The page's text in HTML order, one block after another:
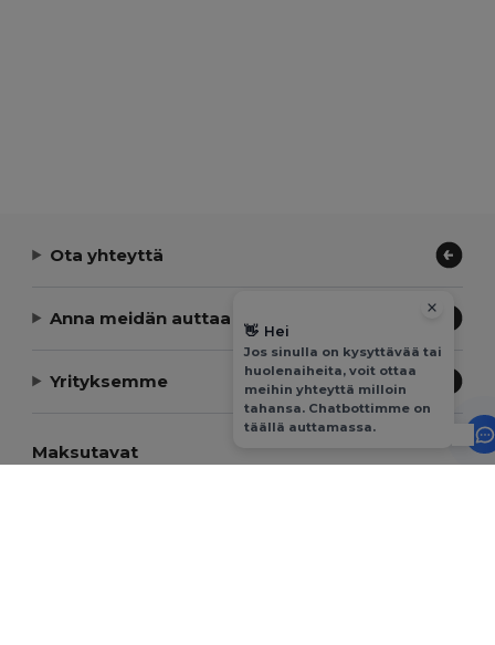
Ota yhteyttä
Anna meidän auttaa
Yrityksemme
Maksutavat
👋 Hei
Jos sinulla on kysyttävää tai
huolenaiheita, voit ottaa
meihin yhteyttä milloin
tahansa. Chatbottimme on
täällä auttamassa.